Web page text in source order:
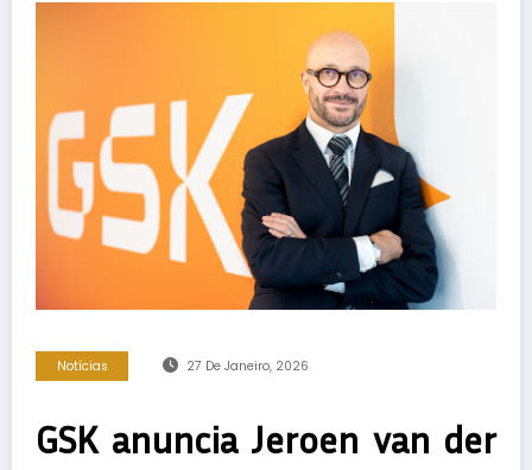
Notícias 27 De Janeiro, 2026
GSK anuncia Jeroen van der